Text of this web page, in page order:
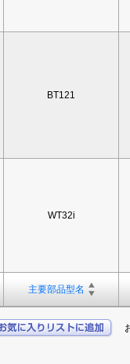
BT121
WT32i
主要部品型名